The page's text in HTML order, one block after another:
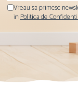
Vreau sa primesc
inPolitica de